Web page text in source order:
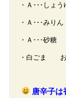
・Ａ･･･し
・Ａ･･･みり
・Ａ･･･砂糖
・白ごま お
唐辛子は